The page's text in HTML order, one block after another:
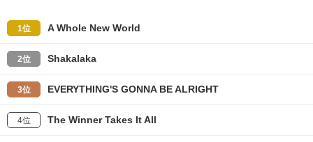
1位 A Whole New World
2位 Shakalaka
3位 EVERYTHING'S GONNA BE ALRIGHT
4位 The Winner Takes It All